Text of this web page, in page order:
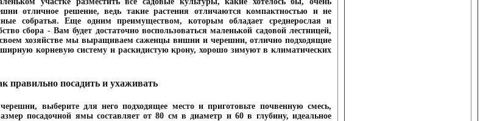
отличное решение, ведь такие растения отличаются компактностью и не
собратья. Еще одним преимуществом, которым обладает среднерослая и
сбора - Вам будет достаточно воспользоваться маленькой садовой лестницей,
хозяйстве мы выращиваем саженцы вишни и черешни, отлично подходящие
корневую систему и раскидистую крону, хорошо зимуют в климатических
правильно посадить и ухаживать
выберите для него подходящее место и приготовьте почвенную смесь,
посадочной ямы составляет от 80 см в диаметр и 60 в глубину, идеальное